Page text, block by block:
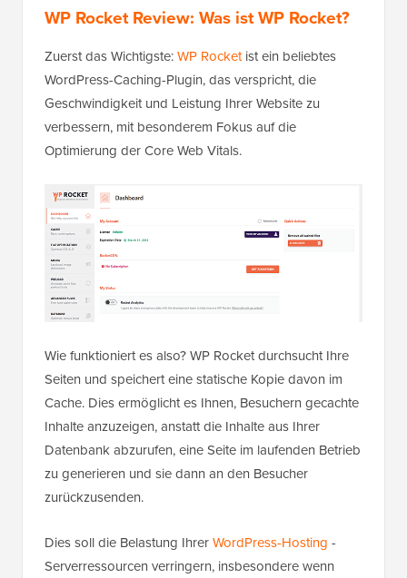
WP Rocket Review: Was ist WP Rocket?
Zuerst das Wichtigste:WP Rocketist ein beliebtes
WordPress-Caching-Plugin, das verspricht, die
Geschwindigkeit und Leistung Ihrer Website zu
verbessern, mit besonderem Fokus auf die
Optimierung der Core Web Vitals.
Wie funktioniert es also? WP Rocket durchsucht Ihre
Seiten und speichert eine statische Kopie davon im
Cache. Dies ermöglicht es Ihnen, Besuchern gecachte
Inhalte anzuzeigen, anstatt die Inhalte aus Ihrer
Datenbank abzurufen, eine Seite im laufenden Betrieb
zu generieren und sie dann an den Besucher
zurückzusenden.
Dies soll die Belastung IhrerWordPress-Hosting -
Serverressourcen verringern, insbesondere wenn